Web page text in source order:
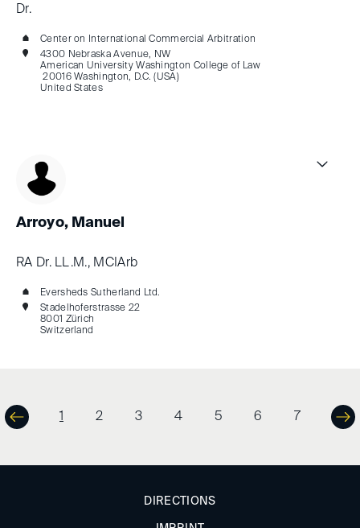
Dr.
Center on International Commercial Arbitration
4300 Nebraska Avenue, NW
American University Washington College of Law
20016 Washington, D.C. (USA)
United States
Arroyo, Manuel
RA Dr. LL.M., MCIArb
Eversheds Sutherland Ltd.
Stadelhoferstrasse 22
8001 Zürich
Switzerland
1 2 3 4 5 6 7
DIRECTIONS